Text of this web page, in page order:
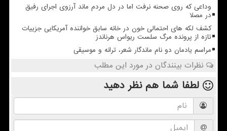
وداعی که روی صحنه نرفت اما در دل مردم ماند آرزوی اجرای رفیق
در مصلا
کشف لکه های احتمالی خون در خانه سابق خواننده آمریکایی جزییات
تازه از پرونده مرگ سلست ریواس هرناندز
مراسم یادمان دو نام ماندگار شعر، ترانه و موسیقی
نظرات بینندگان در مورد این مطلب
لطفا شما همنظر دهید